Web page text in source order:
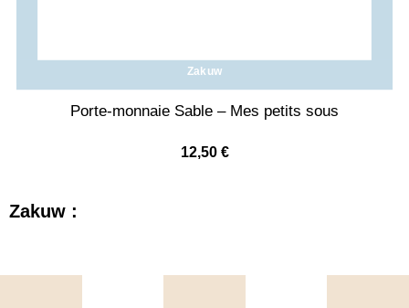
Zakuw
Porte-monnaie Sable – Mes petits sous
12,50 €
Zakuw :